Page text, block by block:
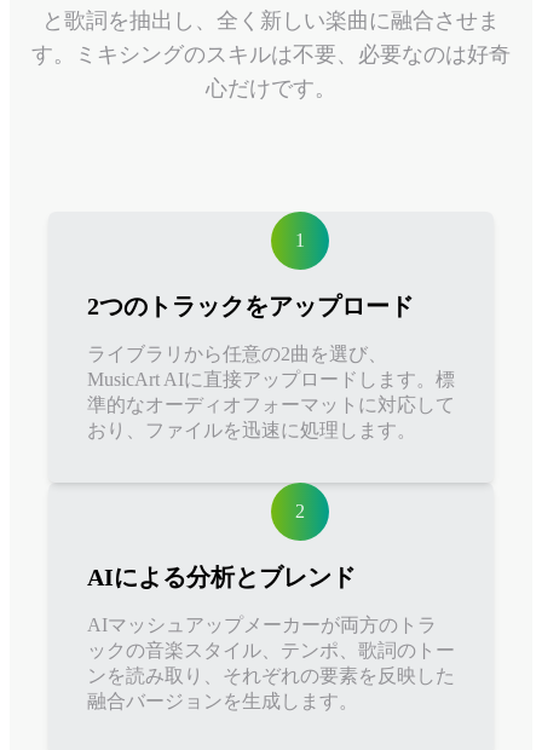
と歌詞を抽出し、全く新しい楽曲に融合させま
す。ミキシングのスキルは不要、必要なのは好奇
心だけです。
1
2つのトラックをアップロード
ライブラリから任意の2曲を選び、
MusicArt AIに直接アップロードします。標
準的なオーディオフォーマットに対応して
おり、ファイルを迅速に処理します。
2
AIによる分析とブレンド
AIマッシュアップメーカーが両方のトラ
ックの音楽スタイル、テンポ、歌詞のトー
ンを読み取り、それぞれの要素を反映した
融合バージョンを生成します。